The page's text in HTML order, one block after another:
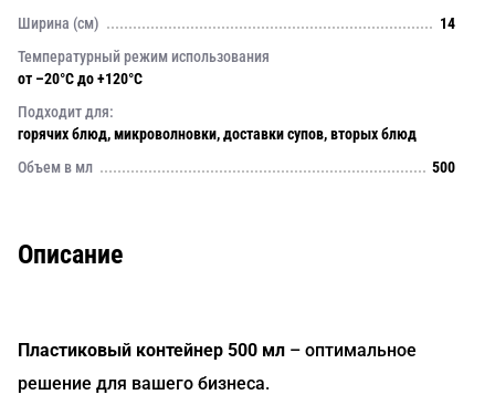
Ширина (см)
14
Температурный режим использования
от –20°C до +120°C
Подходит для:
горячих блюд, микроволновки, доставки супов, вторых блюд
Объем в мл
500
Описание
Пластиковый контейнер 500 мл – оптимальное
решение для вашего бизнеса.